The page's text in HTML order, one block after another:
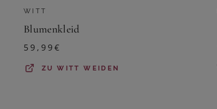
WITT
Blumenkleid
59,99€
ZUWITT WEIDEN